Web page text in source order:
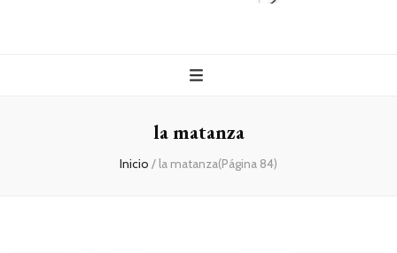
Todo es
(rosca)
política
la matanza
Inicio / la matanza(Página 84)